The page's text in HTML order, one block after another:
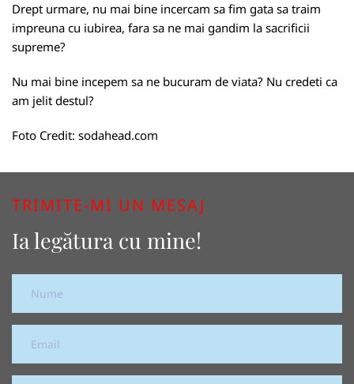
Drept urmare, nu mai bine incercam sa fim gata sa traim
impreuna cu iubirea, fara sa ne mai gandim la sacrificii
supreme?
Nu mai bine incepem sa ne bucuram de viata? Nu credeti ca
am jelit destul?
Foto Credit: sodahead.com
TRIMITE-MI UN MESAJ
Ia legătura cu mine!